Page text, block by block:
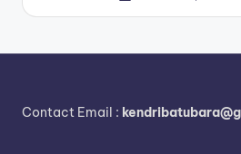
Contact Email :